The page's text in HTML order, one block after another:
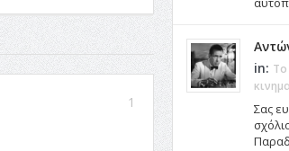
1
in: Το
Σας